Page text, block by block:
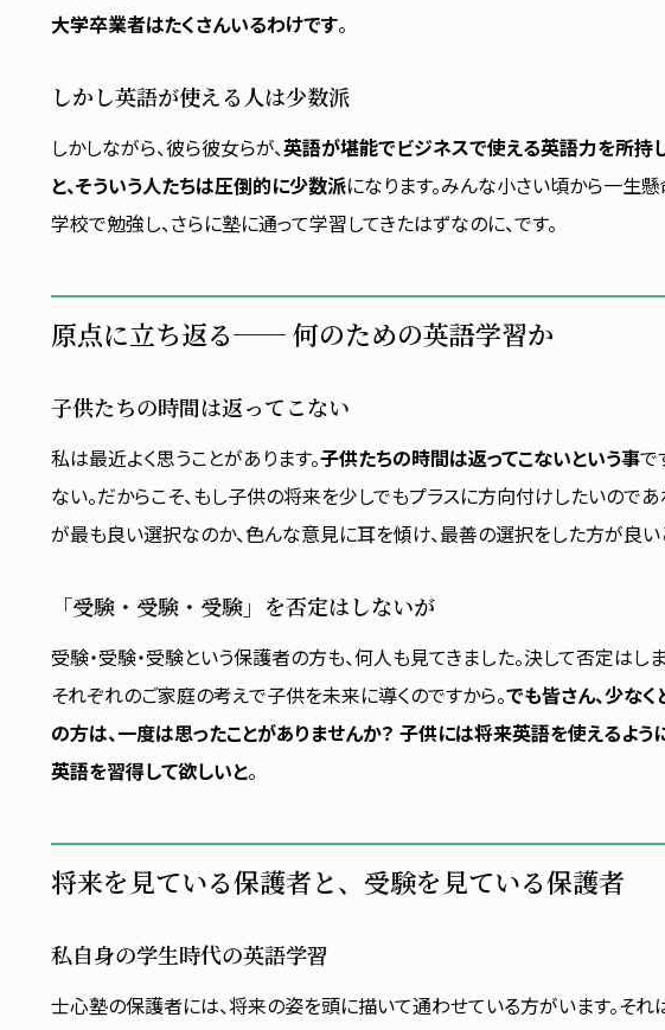
大学卒業者はたくさんいるわけです。
しかし英語が使える人は少数派
しかしながら、彼ら彼女らが、英語が堪能でビジネスで使える英語力を所持
と、そういう人たちは圧倒的に少数派になります。みんな小さい頃から一生懸
学校で勉強し、さらに塾に通って学習してきたはずなのに、です。
原点に立ち返る── 何のための英語学習か
子供たちの時間は返ってこない
私は最近よく思うことがあります。子供たちの時間は返ってこないという事で
ない。だからこそ、もし子供の将来を少しでもプラスに方向付けしたいのであ
が最も良い選択なのか、色んな意見に耳を傾け、最善の選択をした方が良い
「受験・受験・受験」を否定はしないが
受験・受験・受験という保護者の方も、何人も見てきました。決して否定はし
それぞれのご家庭の考えで子供を未来に導くのですから。でも皆さん、少な
の方は、一度は思ったことがありませんか？ 子供には将来英語を使えるよう
英語を習得して欲しいと。
将来を見ている保護者と、受験を見ている保護者
私自身の学生時代の英語学習
士心塾の保護者には、将来の姿を頭に描いて通わせている方がいます。それ